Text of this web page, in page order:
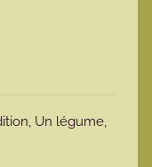
, Un légume,